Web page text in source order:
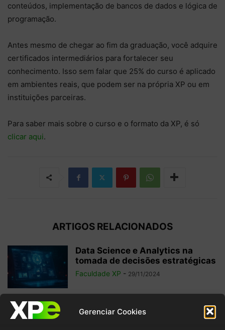
Gerenciar Cookies
conteúdos, implementação de bancos de dados e lógica de
programação.
Antes mesmo de chegar ao fim da graduação, você adquire
certificados intermediários para fortalecer seu
conhecimento. Isso sem falar que 25% do curso é aplicado
em ambientes reais, que podem ser na própria XP ou em
instituições parceiras.
Para saber mais sobre o curso e o formato da XP, é só
clicar aqui.
ARTIGOS RELACIONADOS
Data Science e Analytics na
tomada de decisões estratégicas
Faculdade XP - 29/11/2024
6 filmes sobre tecnologia para
potencializar seu aprendizado